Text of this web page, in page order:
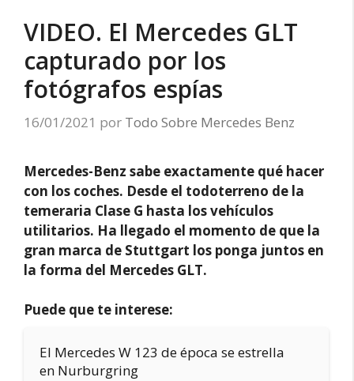
VIDEO. El Mercedes GLT
capturado por los
fotógrafos espías
16/01/2021 por Todo Sobre Mercedes Benz
Mercedes-Benz sabe exactamente qué hacer
con los coches. Desde el todoterreno de la
temeraria Clase G hasta los vehículos
utilitarios. Ha llegado el momento de que la
gran marca de Stuttgart los ponga juntos en
la forma del Mercedes GLT.
Puede que te interese:
El Mercedes W 123 de época se estrella
en Nurburgring